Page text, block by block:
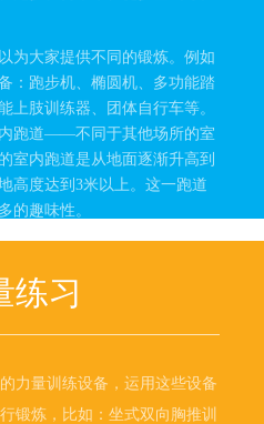
为大家提供不同的锻炼。例如
：跑步机、椭圆机、多功能踏
上肢训练器、团体自行车等。
跑道——不同于其他场所的室
室内跑道是从地面逐渐升高到
高度达到3米以上。这一跑道
的趣味性。
练习
力量训练设备，运用这些设备
锻炼，比如：坐式双向胸推训